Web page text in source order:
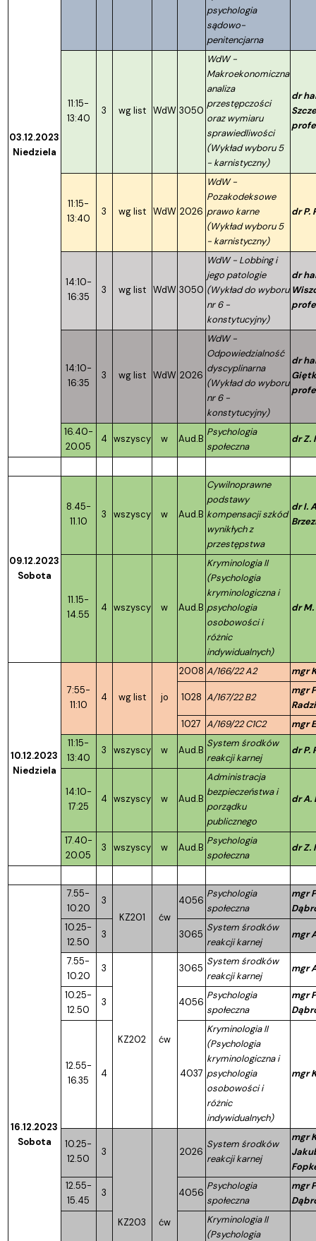
03.12.2023
Niedziela
psychologia
sądowo-
penitencjarna
11:15-
13:40
3 wg list WdW 3050
WdW -
Makroekonomiczna
analiza
przestępczości
oraz wymiaru
sprawiedliwości
(Wykład wyboru 5
- karnistyczny)
dr
11:15-
13:40
3 wg list WdW 2026
WdW -
Pozakodeksowe
prawo karne
(Wykład wyboru 5
- karnistyczny)
dr P.
14:10-
16:35
3 wg list WdW 3050
WdW - Lobbing i
jego patologie
(Wykład do wyboru
nr 6 -
konstytucyjny)
dr
14:10-
16:35
3 wg list WdW 2026
WdW -
Odpowiedzialność
dyscyplinarna
(Wykład do wyboru
nr 6 -
konstytucyjny)
dr
16.40-
20.05
4 wszyscy w Aud.B
Psychologia
społeczna
dr Z.
09.12.2023
Sobota
8.45-
11.10
3 wszyscy w Aud.B
Cywilnoprawne
podstawy
kompensacji szkód
wynikłych z
przestępstwa
dr I.
11.15-
14.55
4 wszyscy w Aud.B
Kryminologia II
(Psychologia
kryminologiczna i
psychologia
osobowości i
różnic
indywidualnych)
dr
10.12.2023
Niedziela
7:55-
11:10
4 wg list jo
2008 A/166/22 A2 mgr
1028 A/167/22 B2
mgr
1027 A/169/22 C1C2
mgr
11:15-
13:40
3 wszyscy w Aud.B
System środków
reakcji karnej
dr P.
14:10-
17:25
4 wszyscy w Aud.B
Administracja
bezpieczeństwa i
porządku
publicznego
dr A.
17.40-
20.05
3 wszyscy w Aud.B
Psychologia
społeczna
dr Z.
16.12.2023
Sobota
7.55-
10.20
3
KZ201
ćw
4056
Psychologia
społeczna
mgr
10.25-
12.50
3 3065
System środków
reakcji karnej
mgr
7.55-
10.20
3
KZ202 ćw
3065
System środków
reakcji karnej
mgr
10.25-
12.50
3 4056
Psychologia
społeczna
mgr
12.55-
16.35
4 4037
Kryminologia II
(Psychologia
kryminologiczna i
psychologia
osobowości i
różnic
indywidualnych)
mgr
10.25-
12.50
3
KZ203 ćw
2026
System środków
reakcji karnej
mgr
12.55-
15.45
3 4056
Psychologia
społeczna
mgr
Kryminologia II
(Psychologia